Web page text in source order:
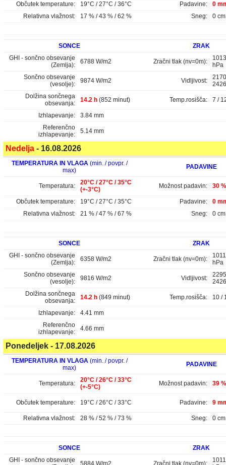
Občutek temperature: 19°C / 27°C / 36°C Padavine:
0
Relativna vlažnost:
17 % / 43 % / 62 % Sneg: 0 cm
SONCE
ZRAK
GHI - sončno obsevanje
(Zemlja):
6788 W/m2 Zračni tlak (nv=0m):
hPa
Sončno obsevanje
(vesolje):
9874 W/m2 Vidljivost:
Dolžina sončnega
obsevanja:
14.2 h (852 minut) Temp.rosišča: 7 /
Izhlapevanje:
3.84 mm
Referenčno
izhlapevanje:
5.14 mm
Nedelja - 16.08.2026
TEMPERATURA IN VLAGA (min. / povpr. /
max)
PADAVINE
Temperatura:
20°C / 27°C / 35°C
(+-3°C)
Možnost padavin: 30 %
Občutek temperature: 19°C / 27°C / 35°C Padavine:
0
Relativna vlažnost:
21 % / 47 % / 67 % Sneg: 0 cm
SONCE
ZRAK
GHI - sončno obsevanje
(Zemlja):
6358 W/m2 Zračni tlak (nv=0m):
hPa
Sončno obsevanje
(vesolje):
9816 W/m2 Vidljivost:
Dolžina sončnega
obsevanja:
14.2 h (849 minut) Temp.rosišča: 10 /
Izhlapevanje:
4.41 mm
Referenčno
izhlapevanje:
4.66 mm
Ponedeljek - 17.08.2026
TEMPERATURA IN VLAGA (min. / povpr. /
max)
PADAVINE
Temperatura:
20°C / 26°C / 33°C
(+-5°C)
Možnost padavin: 39 %
Občutek temperature: 19°C / 26°C / 33°C Padavine: 9
Relativna vlažnost: 28 % / 52 % / 73 % Sneg: 0 cm
SONCE
ZRAK
GHI - sončno obsevanje
5884 W/m2 Zračni tlak (nv=0m):